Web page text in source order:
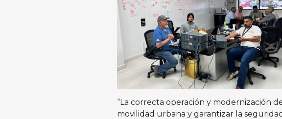
“La correcta operación y modernización
movilidad urbana y garantizar la